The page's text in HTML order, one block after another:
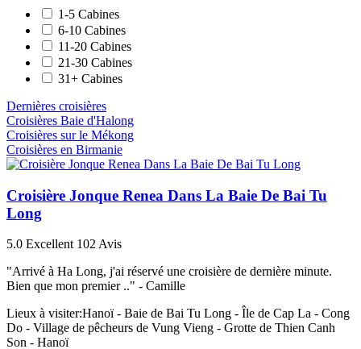
1-5 Cabines
6-10 Cabines
11-20 Cabines
21-30 Cabines
31+ Cabines
Dernières croisières
Croisières Baie d'Halong
Croisières sur le Mékong
Croisières en Birmanie
Croisière Jonque Renea Dans La Baie De Bai Tu
Long
5.0 Excellent 102 Avis
"Arrivé à Ha Long, j'ai réservé une croisière de dernière minute.
Bien que mon premier .." - Camille
Lieux à visiter:Hanoï - Baie de Bai Tu Long - Île de Cap La - Cong
Do - Village de pêcheurs de Vung Vieng - Grotte de Thien Canh
Son - Hanoï